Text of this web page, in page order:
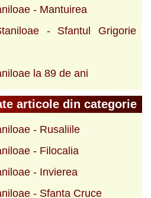
- Mantuirea
- Sfantul Grigorie
la 89 de ani
articole din categorie
- Rusaliile
- Filocalia
- Invierea
- Sfanta Cruce